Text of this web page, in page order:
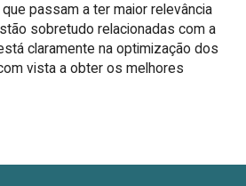
passam a ter maior relevância
sobretudo relacionadas com a
claramente na optimização dos
vista a obter os melhores